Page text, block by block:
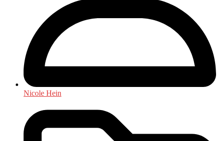
Nicole Hein